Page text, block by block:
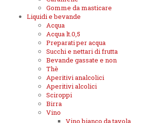
Gomme da masticare
Liquidi e bevande
Acqua
Acqua lt.0,5
Preparati per acqua
Succhi e nettari di frutta
Bevande gassate e non
Thè
Aperitivi analcolici
Aperitivi alcolici
Sciroppi
Birra
Vino
Vino bianco da tavola